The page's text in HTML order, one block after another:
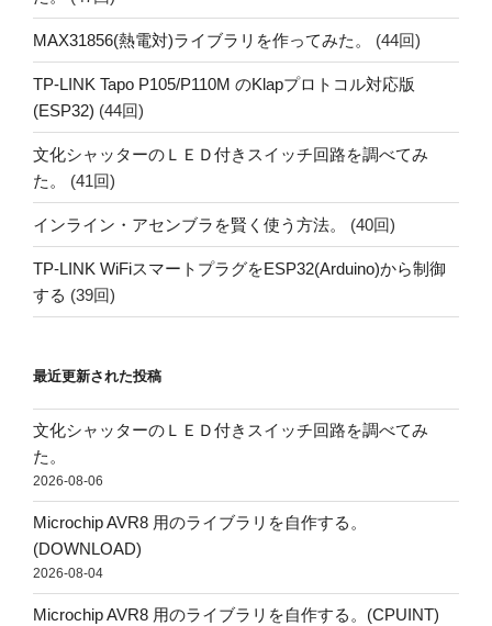
MAX31856(熱電対)ライブラリを作ってみた。 (44回)
TP-LINK Tapo P105/P110M のKlapプロトコル対応版
(ESP32) (44回)
文化シャッターのＬＥＤ付きスイッチ回路を調べてみ
た。
(41回)
インライン・アセンブラを賢く使う方法。 (40回)
TP-LINK WiFiスマートプラグをESP32(Arduino)から制御
する (39回)
最近更新された投稿
文化シャッターのＬＥＤ付きスイッチ回路を調べてみ
た。
2026-08-06
Microchip AVR8 用のライブラリを自作する。
(DOWNLOAD)
2026-08-04
Microchip AVR8 用のライブラリを自作する。(CPUINT)